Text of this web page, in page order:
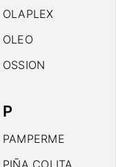
OLAPLEX
OLEO
OSSION
P
PAMPERME
PIÑA COLITA